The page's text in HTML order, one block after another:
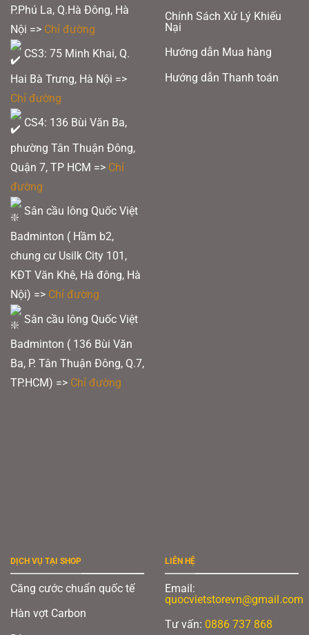
Xem thêm:Giày cầu lông giá rẻ cho người mới chơi
DYNAMIC OPT-IMUM FRAME:
ngọt, tăng cường khả năng kiểm soát và cải thiện tốc độ đánh.
P.Phú La, Q.Hà Đông, Hà
Nội => Chỉ đường
CS3: 75 Minh Khai, Q.
Hai Bà Trưng, Hà Nội =>
Chỉ đường
CS4: 136 Bùi Văn Ba,
phường Tân Thuận Đông,
Quận 7, TP HCM => Chỉ
đường
Sân cầu lông Quốc Việt
Badminton ( Hầm b2,
chung cư Usilk City 101,
KĐT Văn Khê, Hà đông, Hà
Nội) => Chỉ đường
Sân cầu lông Quốc Việt
Badminton ( 136 Bùi Văn
Ba, P. Tân Thuận Đông, Q.7,
TP.HCM) => Chỉ đường
Chính Sách Xử Lý Khiếu
Nại
Hướng dẫn Mua hàng
Hướng dẫn Thanh toán
DỊCH VỤ TẠI SHOP
Căng cước chuẩn quốc tế
Hàn vợt Carbon
LIÊN HỆ
Email:
quocvietstorevn@gmail.com
Tư vấn: 0886 737 868